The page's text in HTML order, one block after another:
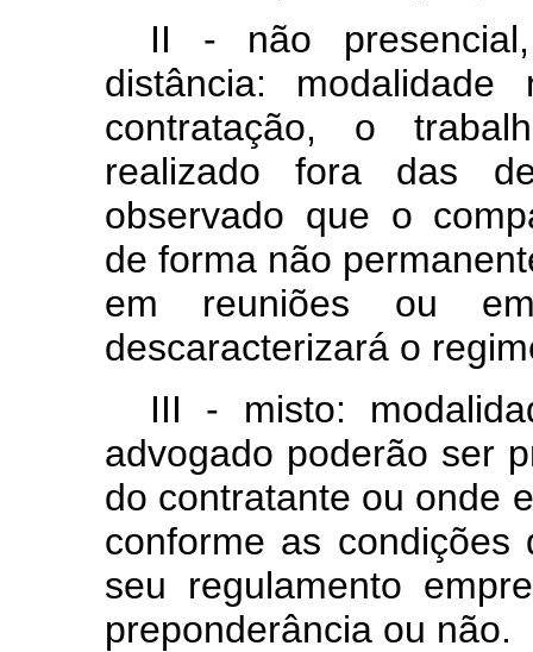
II - não
distância:
contratação, o
realizado fora das
observado que o
de forma não
em reuniões ou
descaracterizará o
III - misto:
advogado poderão ser
do contratante ou onde
conforme as condições
seu regulamento
preponderância ou não.